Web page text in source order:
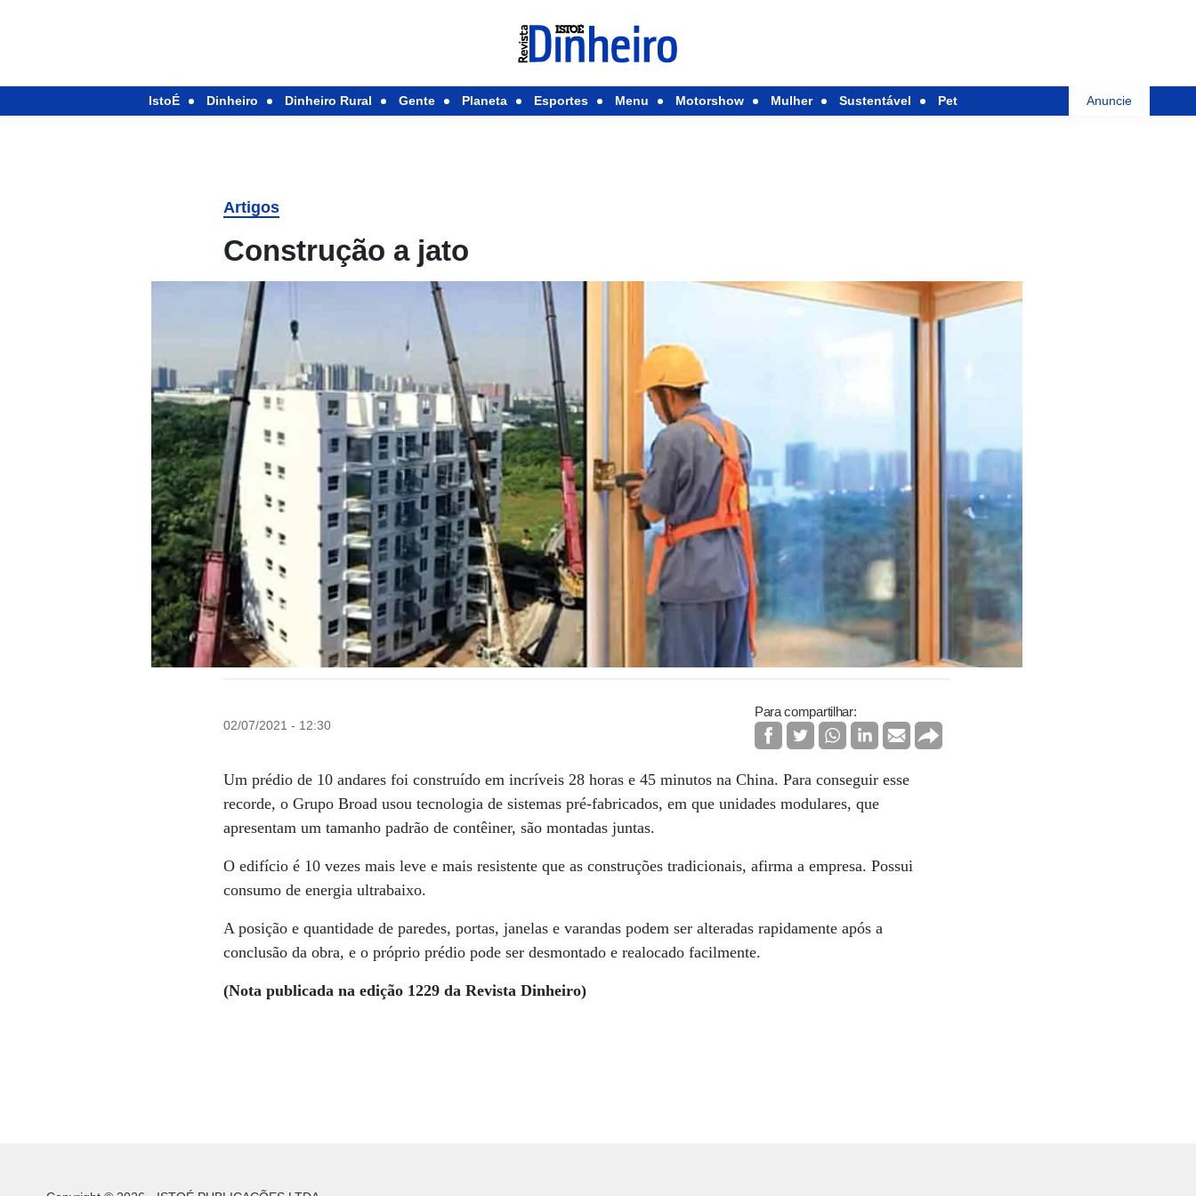
IstoÉ Dinheiro Dinheiro Rural Gente Planeta Esportes Menu Motorshow Mulher Sustentável Pet Anuncie
Artigos
Construção a jato
02/07/2021 - 12:30
Para compartilhar:
Um prédio de 10 andares foi construído em incríveis 28 horas e 45 minutos na China. Para conseguir esse
recorde, o Grupo Broad usou tecnologia de sistemas pré-fabricados, em que unidades modulares, que
apresentam um tamanho padrão de contêiner, são montadas juntas.
O edifício é 10 vezes mais leve e mais resistente que as construções tradicionais, afirma a empresa. Possui
consumo de energia ultrabaixo.
A posição e quantidade de paredes, portas, janelas e varandas podem ser alteradas rapidamente após a
conclusão da obra, e o próprio prédio pode ser desmontado e realocado facilmente.
(Nota publicada na edição 1229 da Revista Dinheiro)